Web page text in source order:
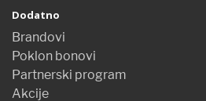
Dodatno
Brandovi
Poklon bonovi
Partnerski program
Akcije